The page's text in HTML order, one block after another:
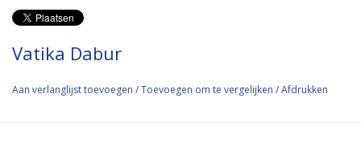
Vatika Dabur
Aan verlanglijst toevoegen /Toevoegen om te vergelijken /Afdrukken